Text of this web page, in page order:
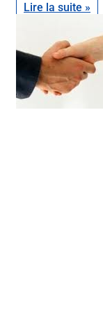
Lire la suite »